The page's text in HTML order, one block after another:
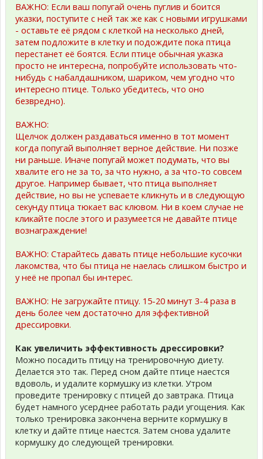
ВАЖНО: Если ваш попугай очень пуглив и боится
указки, поступите с ней так же как с новыми игрушками
- оставьте её рядом с клеткой на несколько дней,
затем подложите в клетку и подождите пока птица
перестанет её боятся. Если птице обычная указка
просто не интересна, попробуйте использовать что-
нибудь с набалдашником, шариком, чем угодно что
интересно птице. Только убедитесь, что оно
безвредно).
ВАЖНО:
Щелчок должен раздаваться именно в тот момент
когда попугай выполняет верное действие. Ни позже
ни раньше. Иначе попугай может подумать, что вы
хвалите его не за то, за что нужно, а за что-то совсем
другое. Например бывает, что птица выполняет
действие, но вы не успеваете кликнуть и в следующую
секунду птица тюкает вас клювом. Ни в коем случае не
кликайте после этого и разумеется не давайте птице
вознаграждение!
ВАЖНО: Старайтесь давать птице небольшие кусочки
лакомства, что бы птица не наелась слишком быстро и
у неё не пропал бы интерес.
ВАЖНО: Не загружайте птицу. 15-20 минут 3-4 раза в
день более чем достаточно для эффективной
дрессировки.
Как увеличить эффективность дрессировки?
Можно посадить птицу на тренировочную диету.
Делается это так. Перед сном дайте птице наестся
вдоволь, и удалите кормушку из клетки. Утром
проведите тренировку с птицей до завтрака. Птица
будет намного усерднее работать ради угощения. Как
только тренировка закончена верните кормушку в
клетку и дайте птице наестся. Затем снова удалите
кормушку до следующей тренировки.